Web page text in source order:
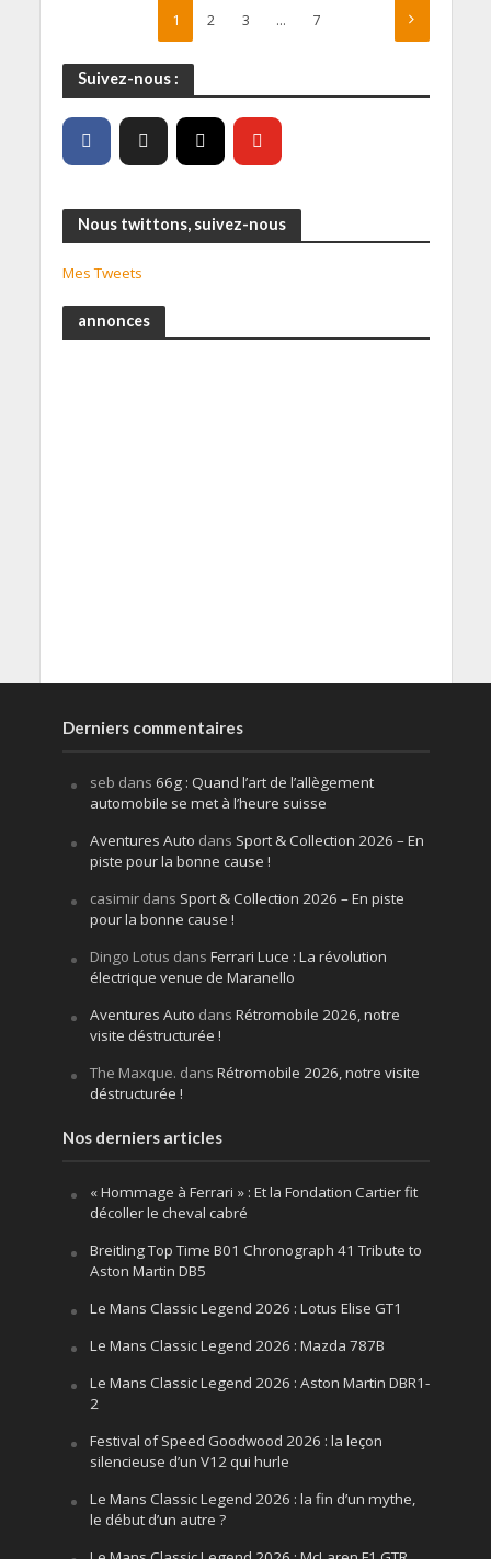
1 2 3 … 7
Suivez-nous :
Nous twittons, suivez-nous
Mes Tweets
annonces
Derniers commentaires
seb dans 66g : Quand l’art de l’allègement
automobile se met à l’heure suisse
Aventures Auto dans Sport & Collection 2026 – En
piste pour la bonne cause !
casimirdans Sport & Collection 2026 – En piste
pour la bonne cause !
Dingo Lotus dans Ferrari Luce : La révolution
électrique venue de Maranello
Aventures Auto dans Rétromobile 2026, notre
visite déstructurée !
The Maxque. dans Rétromobile 2026, notre visite
déstructurée !
Nos derniers articles
« Hommage à Ferrari » : Et la Fondation Cartier fit
décoller le cheval cabré
Breitling Top Time B01 Chronograph 41 Tribute to
Aston Martin DB5
Le Mans Classic Legend 2026 : Lotus Elise GT1
Le Mans Classic Legend 2026 : Mazda 787B
Le Mans Classic Legend 2026 : Aston Martin DBR1-
2
Festival of Speed Goodwood 2026 : la leçon
silencieuse d’un V12 qui hurle
Le Mans Classic Legend 2026 : la fin d’un mythe,
le début d’un autre ?